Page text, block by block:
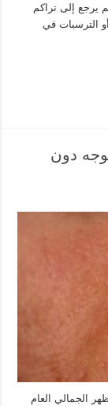
يرجع إلى تراكم
الترسبات في
دون
الجمالي العام